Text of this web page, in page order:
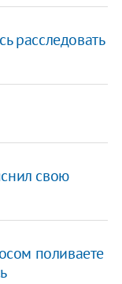
расследовать
свою
поливаете